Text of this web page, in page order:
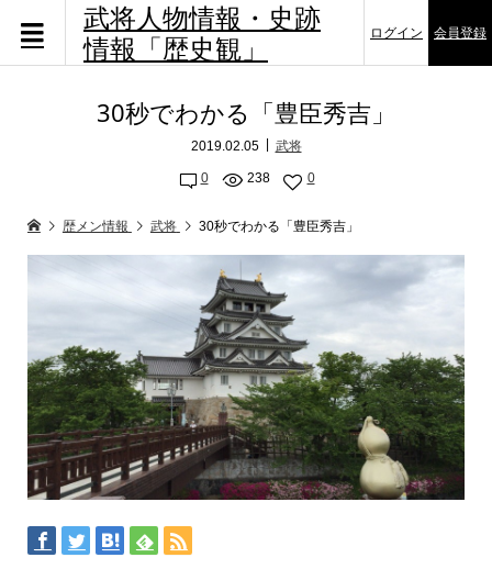
武将人物情報・史跡
情報「歴史観」
ログイン 会員登録
30秒でわかる「豊臣秀吉」
2019.02.05 武将
0 238 0
歴メン情報 武将 30秒でわかる「豊臣秀吉」